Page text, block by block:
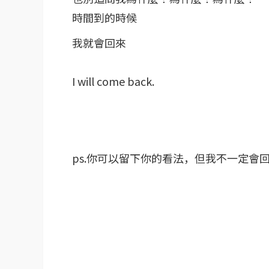
時間到的時候
我就會回來
I will come back.
ps.你可以留下你的看法，但我不一定會